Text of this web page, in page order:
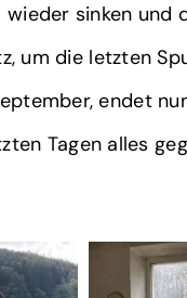
sinken
um die letzten
endet
Tagen alles